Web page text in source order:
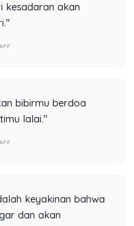
kesadaran akan
bibirmu berdoa
lalai."
keyakinan bahwa
dan akan